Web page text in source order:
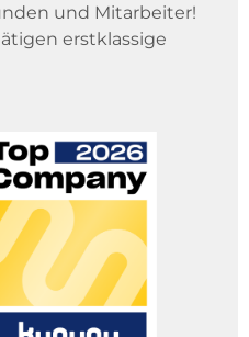
und Mitarbeiter!
erstklassige